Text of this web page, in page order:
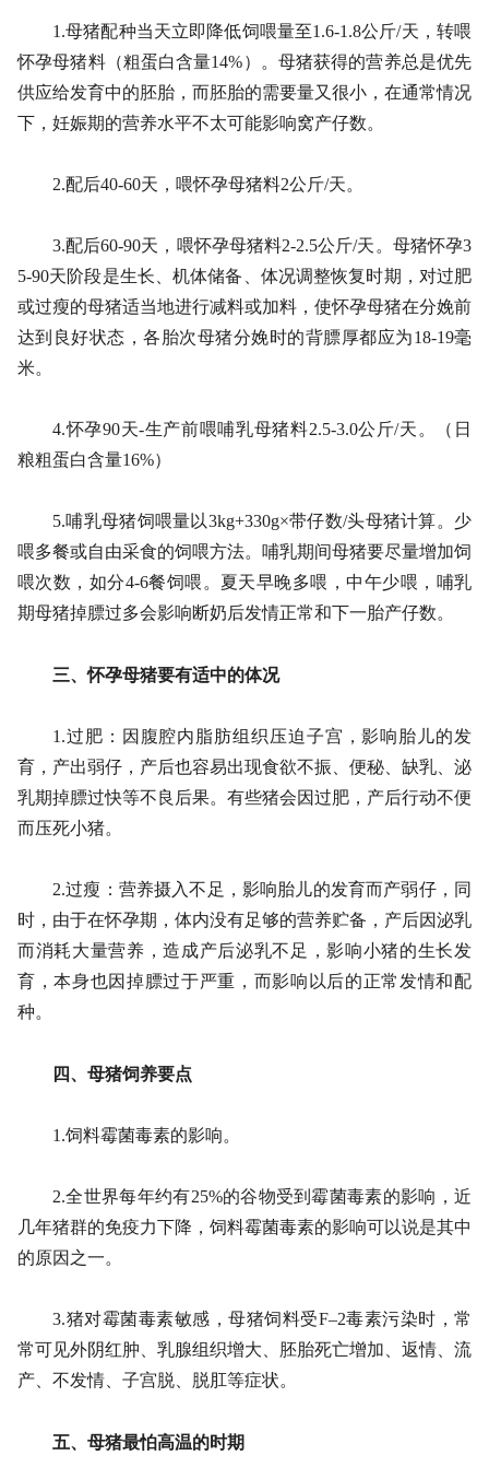
1.母猪配种当天立即降低饲喂量至1.6-1.8公斤/天，转喂
怀孕母猪料（粗蛋白含量14%）。母猪获得的营养总是优先
供应给发育中的胚胎，而胚胎的需要量又很小，在通常情况
下，妊娠期的营养水平不太可能影响窝产仔数。
2.配后40-60天，喂怀孕母猪料2公斤/天。
3.配后60-90天，喂怀孕母猪料2-2.5公斤/天。母猪怀孕3
5-90天阶段是生长、机体储备、体况调整恢复时期，对过肥
或过瘦的母猪适当地进行减料或加料，使怀孕母猪在分娩前
达到良好状态，各胎次母猪分娩时的背膘厚都应为18-19毫
米。
4.怀孕90天-生产前喂哺乳母猪料2.5-3.0公斤/天。（日
粮粗蛋白含量16%）
5.哺乳母猪饲喂量以3kg+330g×带仔数/头母猪计算。少
喂多餐或自由采食的饲喂方法。哺乳期间母猪要尽量增加饲
喂次数，如分4-6餐饲喂。夏天早晚多喂，中午少喂，哺乳
期母猪掉膘过多会影响断奶后发情正常和下一胎产仔数。
三、怀孕母猪要有适中的体况
1.过肥：因腹腔内脂肪组织压迫子宫，影响胎儿的发
育，产出弱仔，产后也容易出现食欲不振、便秘、缺乳、泌
乳期掉膘过快等不良后果。有些猪会因过肥，产后行动不便
而压死小猪。
2.过瘦：营养摄入不足，影响胎儿的发育而产弱仔，同
时，由于在怀孕期，体内没有足够的营养贮备，产后因泌乳
而消耗大量营养，造成产后泌乳不足，影响小猪的生长发
育，本身也因掉膘过于严重，而影响以后的正常发情和配
种。
四、母猪饲养要点
1.饲料霉菌毒素的影响。
2.全世界每年约有25%的谷物受到霉菌毒素的影响，近
几年猪群的免疫力下降，饲料霉菌毒素的影响可以说是其中
的原因之一。
3.猪对霉菌毒素敏感，母猪饲料受F–2毒素污染时，常
常可见外阴红肿、乳腺组织增大、胚胎死亡增加、返情、流
产、不发情、子宫脱、脱肛等症状。
五、母猪最怕高温的时期